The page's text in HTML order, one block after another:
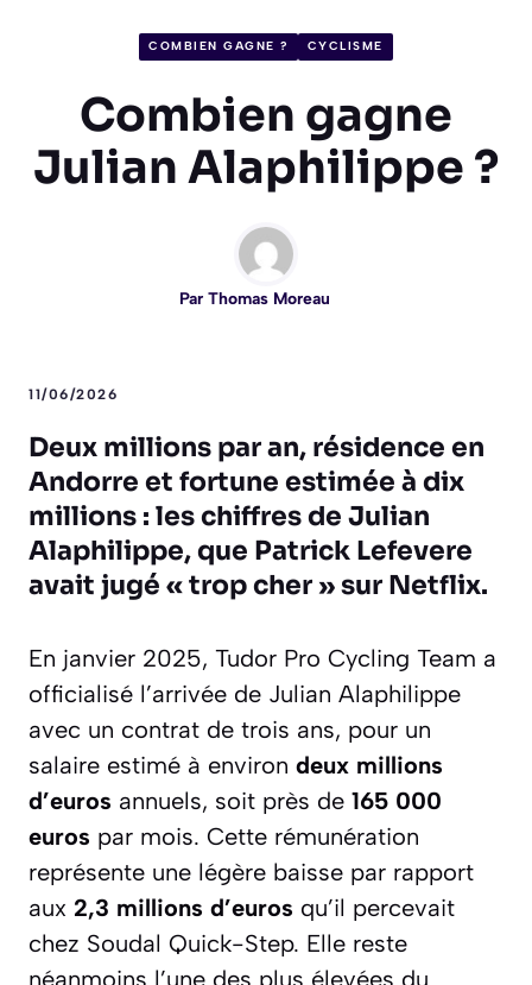
COMBIEN GAGNE ? CYCLISME
Combien gagne
Julian Alaphilippe ?
Par Thomas Moreau
11/06/2026
Deux millions par an, résidence en
Andorre et fortune estimée à dix
millions : les chiffres de Julian
Alaphilippe, que Patrick Lefevere
avait jugé « trop cher »sur Netflix.
En janvier 2025, Tudor Pro Cycling Team a
officialisé l’arrivée de Julian Alaphilippe
avec un contrat de trois ans, pour un
salaire estimé à environ deux millions
d’euros annuels, soit près de 165 000
euros par mois. Cette rémunération
représente une légère baisse par rapport
aux 2,3 millions d’euros qu’il percevait
chez Soudal Quick-Step. Elle reste
néanmoins l’une des plus élevées du